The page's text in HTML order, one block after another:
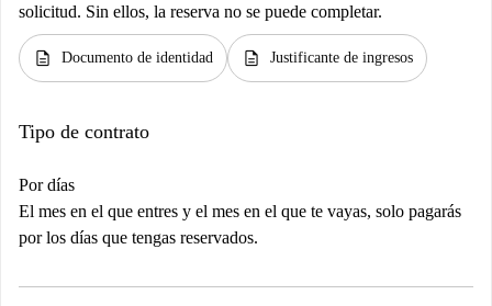
solicitud. Sin ellos, la reserva no se puede completar.
description Documento de identidad description Justificante de ingresos
Tipo de contrato
Por días
El mes en el que entres y el mes en el que te vayas, solo pagarás
por los días que tengas reservados.